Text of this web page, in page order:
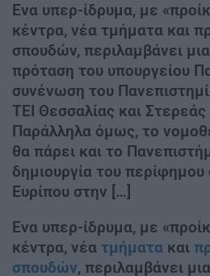
Ενα υπερ-ίδρυμα, με
κέντρα, νέα τμήματα και
σπουδών, περιλαμβάνει
πρόταση του υπουργείου
συνένωση του
ΤΕΙ Θεσσαλίας και
Παράλληλα όμως, το
θα πάρει και το
δημιουργία του
Ευρίπου στην […]
Ενα υπερ-ίδρυμα, με
κέντρα, νέα τμήματα και
σπουδών, περιλαμβάνει